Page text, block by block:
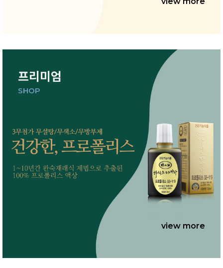
프리미엄
SHOP
view more